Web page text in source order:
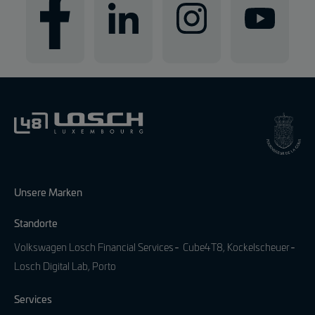
Unsere Marken
Standorte
Volkswagen Losch Financial Services
Cube4T8, Kockelscheuer
Losch Digital Lab, Porto
Services